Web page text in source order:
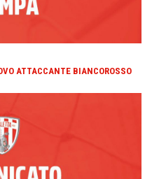
ATTACCANTE BIANCOROSSO